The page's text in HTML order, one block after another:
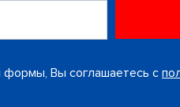
формы, Вы соглашаетесь с